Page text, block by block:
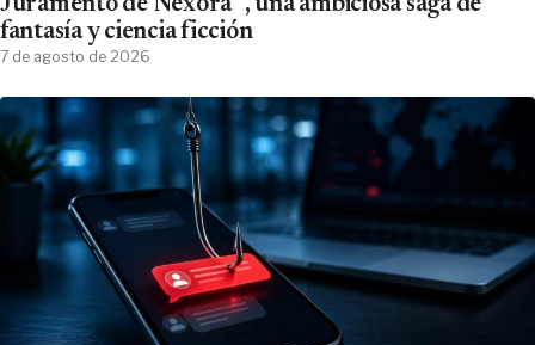
Juramento de Néxora´, una ambiciosa saga de
fantasía y ciencia ficción
7 de agosto de 2026